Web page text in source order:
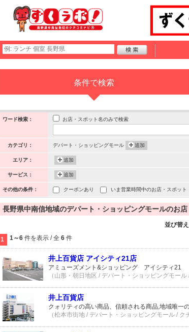
条件で検索
ワード検索： お店・スポット名のみで検索
カテゴリ： デパート・ショッピングモール 追加
エリア： 追加
サービス： 追加
その他の条件： クーポンあり いま営業時間中のお店・スポット
長野県中南信地域のデパート・ショッピングモールのお
並び替え
1 1～6 件を表示 / 全 6 件
井上百貨店 アイシティ21店
アミューズメント&ショッピング アイシティ21
（山形・朝日地区 / デパート・ショッピングモール
井上百貨店
クォリティの高い商品、信頼される商品,地域唯一
（松本市街地 / デパート・ショッピングモール / ク